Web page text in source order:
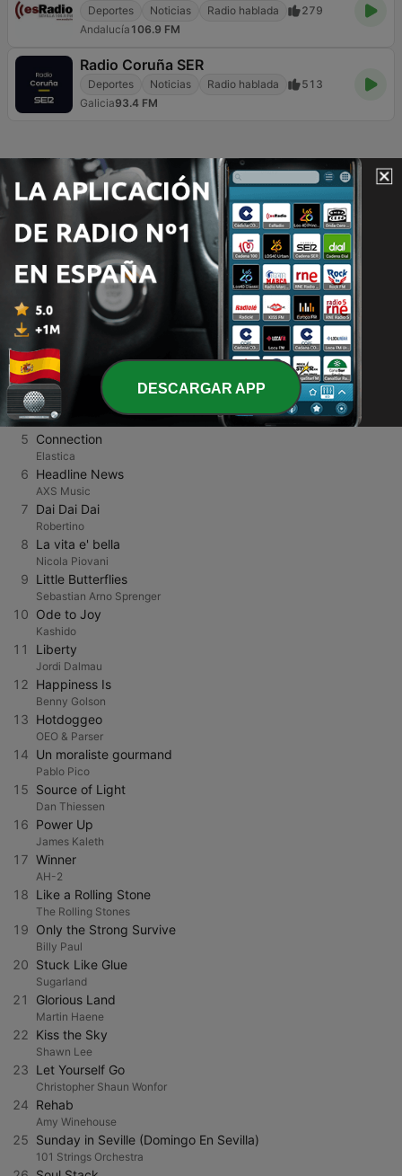
Deportes Noticias Radio hablada
279
Andalucía 106.9 FM
Radio Coruña SER
Deportes Noticias Radio hablada
513
Galicia93.4 FM
Página de17
<
2 3 4 > >>
TOP CANCIONES
1 Geopolitical News
Marc Dall'Anese
2 si te sabes el tiktok baila
Manu Mcklein
3 Stracciatella galaxy
Jean Luc Leonardon
4 Carina
James Hunter
5 Connection
Elastica
6 Headline News
AXS Music
7 Dai Dai Dai
Robertino
8 La vita e' bella
Nicola Piovani
9 Little Butterflies
Sebastian Arno Sprenger
10 Ode to Joy
Kashido
11 Liberty
Jordi Dalmau
12 Happiness Is
Benny Golson
13 Hotdoggeo
OEO & Parser
14 Un moraliste gourmand
Pablo Pico
15 Source of Light
Dan Thiessen
16 Power Up
James Kaleth
17 Winner
AH-2
18 Like a Rolling Stone
The Rolling Stones
19 Only the Strong Survive
Billy Paul
20 Stuck Like Glue
Sugarland
21 Glorious Land
Martin Haene
22 Kiss the Sky
Shawn Lee
23 Let Yourself Go
Christopher Shaun Wonfor
24 Rehab
Amy Winehouse
25 Sunday in Seville (Domingo En Sevilla)
101 Strings Orchestra
DESCARGAR APP